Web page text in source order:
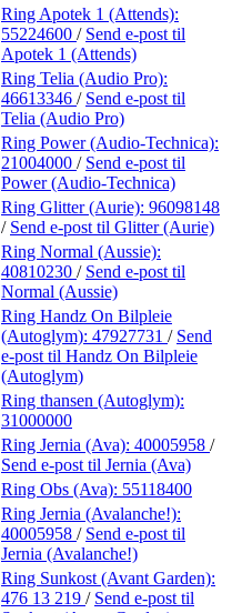
Ring Apotek 1 (Attends):
55224600 / Send e-post til
Apotek 1 (Attends)
Ring Telia (Audio Pro):
46613346 / Send e-post til
Telia (Audio Pro)
Ring Power (Audio-Technica):
21004000 / Send e-post til
Power (Audio-Technica)
Ring Glitter (Aurie): 96098148
/ Send e-post til Glitter (Aurie)
Ring Normal (Aussie):
40810230 / Send e-post til
Normal (Aussie)
Ring Handz On Bilpleie
(Autoglym): 47927731 / Send
e-post til Handz On Bilpleie
(Autoglym)
Ring thansen (Autoglym):
31000000
Ring Jernia (Ava): 40005958 /
Send e-post til Jernia (Ava)
Ring Obs (Ava): 55118400
Ring Jernia (Avalanche!):
40005958 / Send e-post til
Jernia (Avalanche!)
Ring Sunkost (Avant Garden):
476 13 219 / Send e-post til